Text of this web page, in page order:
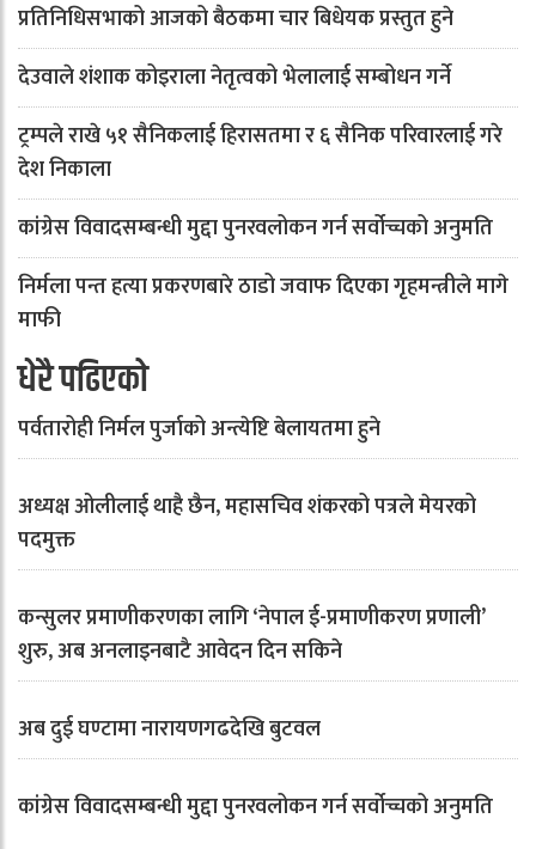
प्रतिनिधिसभाको आजको बैठकमा चार बिधेयक प्रस्तुत हुने
देउवाले शंशाक कोइराला नेतृत्वको भेलालाई सम्बोधन गर्ने
ट्रम्पले राखे ५१ सैनिकलाई हिरासतमा र ६ सैनिक परिवारलाई गरे
देश निकाला
कांग्रेस विवादसम्बन्धी मुद्दा पुनरवलोकन गर्न सर्वोच्चको अनुमति
निर्मला पन्त हत्या प्रकरणबारे ठाडो जवाफ दिएका गृहमन्त्रीले मागे
माफी
धेरै पढिएको
पर्वतारोही निर्मल पुर्जाको अन्त्येष्टि बेलायतमा हुने
अध्यक्ष ओलीलाई थाहै छैन, महासचिव शंकरको पत्रले मेयरको
पदमुक्त
कन्सुलर प्रमाणीकरणका लागि ‘नेपाल ई-प्रमाणीकरण प्रणाली’
शुरु, अब अनलाइनबाटै आवेदन दिन सकिने
अब दुई घण्टामा नारायणगढदेखि बुटवल
कांग्रेस विवादसम्बन्धी मुद्दा पुनरवलोकन गर्न सर्वोच्चको अनुमति